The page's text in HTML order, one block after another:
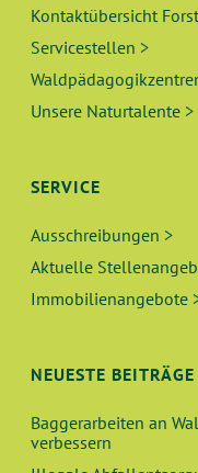
Kontaktübersicht
Servicestellen >
Unsere Naturtalente >
SERVICE
Ausschreibungen >
Aktuelle
Immobilienangebote
NEUESTE BEITRÄGE
Baggerarbeiten an
verbessern